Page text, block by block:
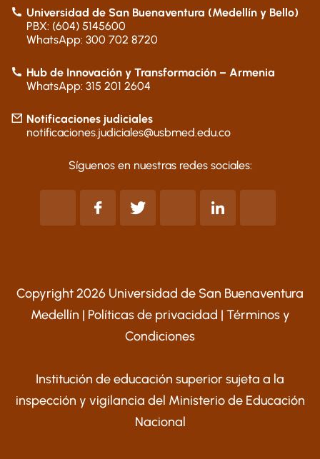
Universidad de San Buenaventura (Medellín y Bello)
PBX: (604) 5145600
WhatsApp: 300 702 8720
Hub de Innovación y Transformación – Armenia
WhatsApp: 315 201 2604
Notificaciones judiciales
notificaciones.judiciales@usbmed.edu.co
Síguenos en nuestras redes sociales:
Copyright 2026 Universidad de San Buenaventura
Medellín | Políticas de privacidad | Términos y
Condiciones
Institución de educación superior sujeta a la
inspección y vigilancia del Ministerio de Educación
Nacional